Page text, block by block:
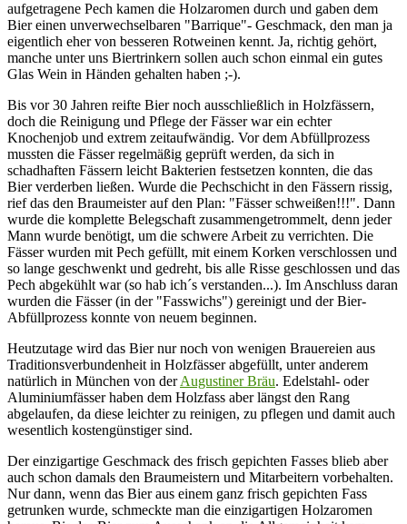
aufgetragene Pech kamen die Holzaromen durch und gaben dem
Bier einen unverwechselbaren "Barrique"- Geschmack, den man ja
eigentlich eher von besseren Rotweinen kennt. Ja, richtig gehört,
manche unter uns Biertrinkern sollen auch schon einmal ein gutes
Glas Wein in Händen gehalten haben ;-).
Bis vor 30 Jahren reifte Bier noch ausschließlich in Holzfässern,
doch die Reinigung und Pflege der Fässer war ein echter
Knochenjob und extrem zeitaufwändig. Vor dem Abfüllprozess
mussten die Fässer regelmäßig geprüft werden, da sich in
schadhaften Fässern leicht Bakterien festsetzen konnten, die das
Bier verderben ließen. Wurde die Pechschicht in den Fässern rissig,
rief das den Braumeister auf den Plan: "Fässer schweißen!!!". Dann
wurde die komplette Belegschaft zusammengetrommelt, denn jeder
Mann wurde benötigt, um die schwere Arbeit zu verrichten. Die
Fässer wurden mit Pech gefüllt, mit einem Korken verschlossen und
so lange geschwenkt und gedreht, bis alle Risse geschlossen und das
Pech abgekühlt war (so hab ich´s verstanden...). Im Anschluss daran
wurden die Fässer (in der "Fasswichs") gereinigt und der Bier-
Abfüllprozess konnte von neuem beginnen.
Heutzutage wird das Bier nur noch von wenigen Brauereien aus
Traditionsverbundenheit in Holzfässer abgefüllt, unter anderem
natürlich in München von derAugustiner Bräu. Edelstahl- oder
Aluminiumfässer haben dem Holzfass aber längst den Rang
abgelaufen, da diese leichter zu reinigen, zu pflegen und damit auch
wesentlich kostengünstiger sind.
Der einzigartige Geschmack des frisch gepichten Fasses blieb aber
auch schon damals den Braumeistern und Mitarbeitern vorbehalten.
Nur dann, wenn das Bier aus einem ganz frisch gepichten Fass
getrunken wurde, schmeckte man die einzigartigen Holzaromen